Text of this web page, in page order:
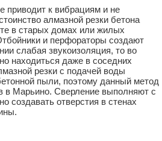
приводит к вибрациям и не
алмазной резки бетона
в старых домах или жилых
и перфораторы создают
слабая звукоизоляция, то во
находиться даже в соседних
резки с подачей воды
пыли, поэтому данный метод
в Марьино. Сверление выполняют с
создавать отверстия в стенах